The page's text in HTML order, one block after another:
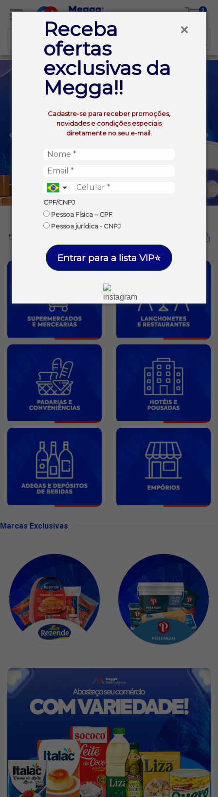
Receba
ofertas
exclusivas da
Megga!!
Cadastre-se para receber promoções,
novidades e condições especiais
diretamente no seu e-mail.
CPF/CNPJ
Pessoa Física – CPF
Pessoa jurídica - CNPJ
Entrar para a lista VIP⭐
0
Marcas Exclusivas